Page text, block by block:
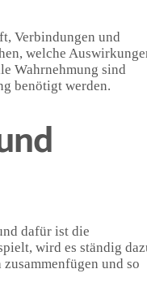
Verbindungen und
welche
Wahrnehmung sind
benötigt werden.
dafür ist die
wird es ständig
und so